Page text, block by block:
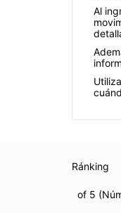
Al
Ránking
of 5